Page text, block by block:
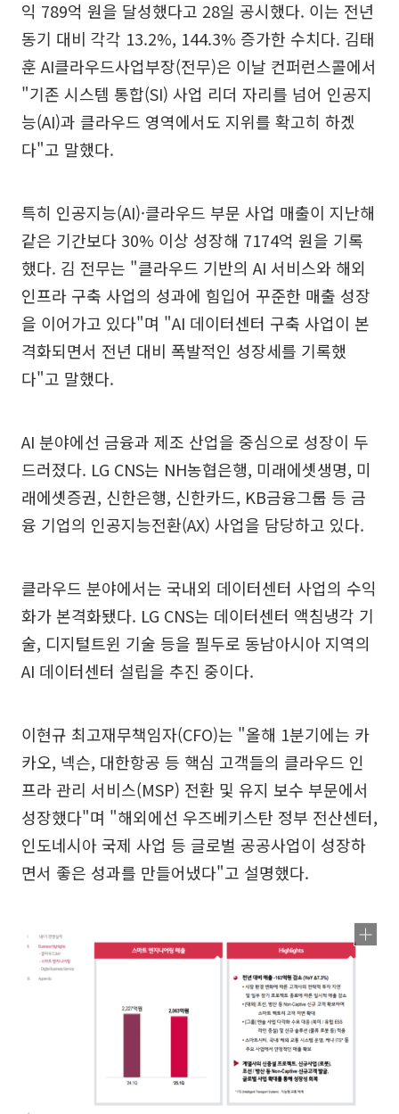
익 789억 원을 달성했다고 28일 공시했다. 이는 전년
동기 대비 각각 13.2%, 144.3% 증가한 수치다. 김태
훈 AI클라우드사업부장(전무)은 이날 컨퍼런스콜에서
"기존 시스템 통합(SI) 사업 리더 자리를 넘어 인공지
능(AI)과 클라우드 영역에서도 지위를 확고히 하겠
다"고 말했다.
특히 인공지능(AI)·클라우드 부문 사업 매출이 지난해
같은 기간보다 30% 이상 성장해 7174억 원을 기록
했다. 김 전무는 "클라우드 기반의 AI 서비스와 해외
인프라 구축 사업의 성과에 힘입어 꾸준한 매출 성장
을 이어가고 있다"며 "AI 데이터센터 구축 사업이 본
격화되면서 전년 대비 폭발적인 성장세를 기록했
다"고 말했다.
AI 분야에선 금융과 제조 산업을 중심으로 성장이 두
드러졌다. LG CNS는 NH농협은행, 미래에셋생명, 미
래에셋증권, 신한은행, 신한카드, KB금융그룹 등 금
융 기업의 인공지능전환(AX) 사업을 담당하고 있다.
클라우드 분야에서는 국내외 데이터센터 사업의 수익
화가 본격화됐다. LG CNS는 데이터센터 액침냉각 기
술, 디지털트윈 기술 등을 필두로 동남아시아 지역의
AI 데이터센터 설립을 추진 중이다.
이현규 최고재무책임자(CFO)는 "올해 1분기에는 카
카오, 넥슨, 대한항공 등 핵심 고객들의 클라우드 인
프라 관리 서비스(MSP) 전환 및 유지 보수 부문에서
성장했다"며 "해외에선 우즈베키스탄 정부 전산센터,
인도네시아 국제 사업 등 글로벌 공공사업이 성장하
면서 좋은 성과를 만들어냈다"고 설명했다.